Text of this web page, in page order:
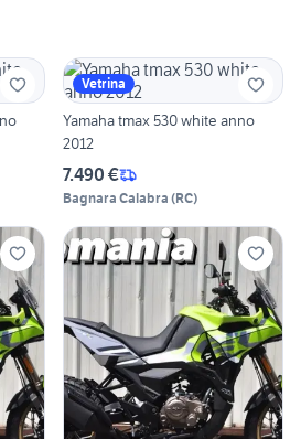
Vetrina
Yamaha tmax 530 white anno
2012
7.490 €
Bagnara Calabra (RC)